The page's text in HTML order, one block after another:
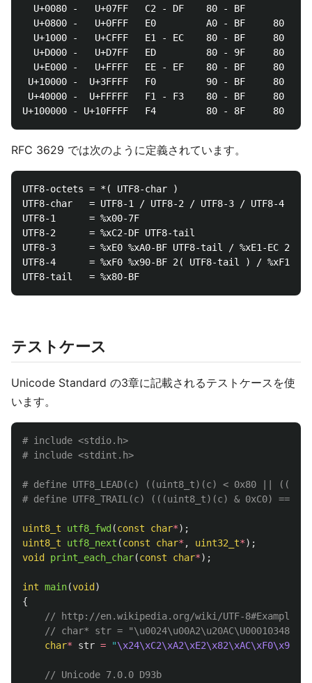
  U+0080 -   U+07FF   C2 - DF    80 - BF
  U+0800 -   U+0FFF   E0         A0 - BF     80 - BF
  U+1000 -   U+CFFF   E1 - EC    80 - BF     80 - BF
  U+D000 -   U+D7FF   ED         80 - 9F     80 - BF
  U+E000 -   U+FFFF   EE - EF    80 - BF     80 - BF
U+10000 -  U+3FFFF   F0         90 - BF     80 -
U+40000 -  U+FFFFF   F1 - F3    80 - BF     80 -
RFC 3629 では次のように定義されています。
UTF8-octets = *( UTF8-char )
UTF8-char   = UTF8-1 / UTF8-2 / UTF8-3 / UTF8-4
UTF8-1      = %x00-7F
UTF8-2      = %xC2-DF UTF8-tail
UTF8-3      = %xE0 %xA0-BF UTF8-tail / %xE1-EC 2(
UTF8-4      = %xF0 %x90-BF 2( UTF8-tail ) / %xF1-
テストケース
Unicode Standard の3章に記載されるテストケースを使
います。
# include <stdio.h>
# define UTF8_LEAD(c) ((uint8_t)(c) < 0x80 ||
uint8_t utf8_fwd (const char*);
uint8_t
utf8_next (const char* , uint32_t*);
void
print_each_char(const char*);
int main(void )
{
// http://en.wikipedia.org/wiki/UTF-8#Examples
// char* str = "\u0024\u00A2\u20AC\U00010348";
char* str = "
// Unicode 7.0.0 D93b